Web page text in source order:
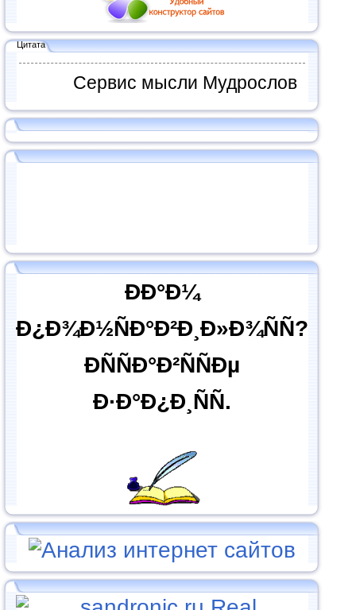
Цитата
Сервис мысли Мудрослов
ÐÐ°Ð¼
Ð¿Ð¾Ð½ÑÐ°Ð²Ð¸Ð»Ð¾ÑÑ?
ÐÑÑÐ°Ð²ÑÑÐµ
Ð·Ð°Ð¿Ð¸ÑÑ.